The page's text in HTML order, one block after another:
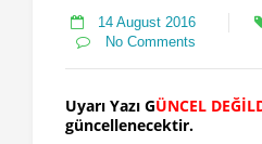
14 August 2016
No Comments
Uyarı Yazı GÜNCEL
güncellenecektir.